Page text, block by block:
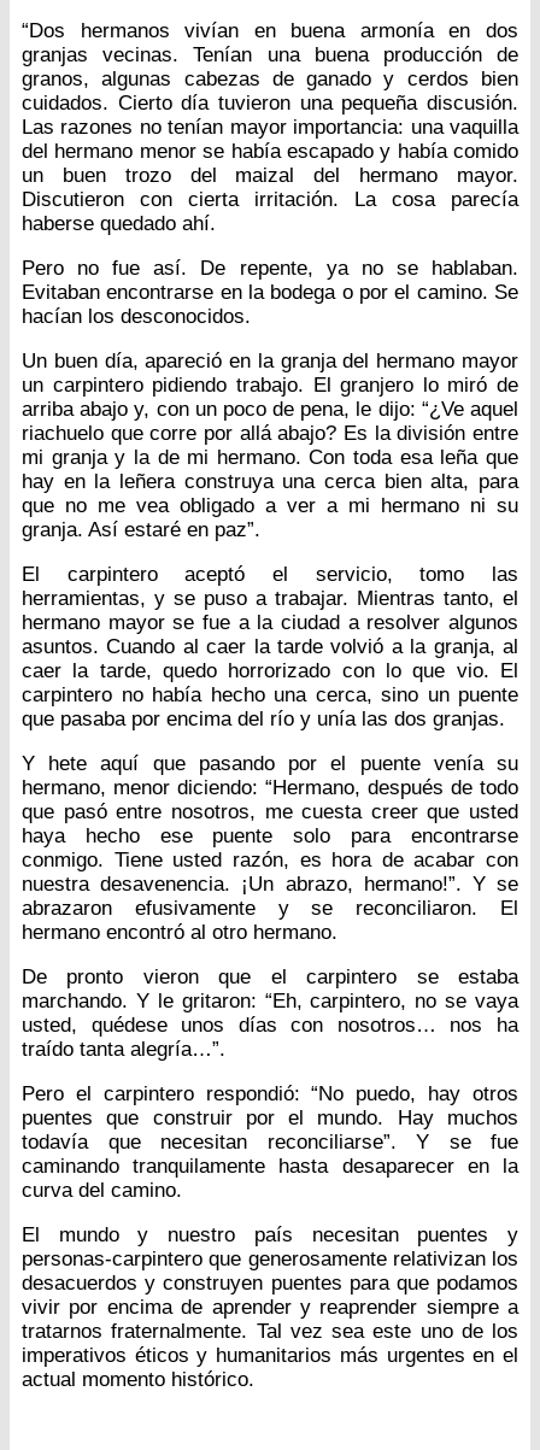
“Dos hermanos vivían en buena armonía en dos
granjas vecinas. Tenían una buena producción de
granos, algunas cabezas de ganado y cerdos bien
cuidados. Cierto día tuvieron una pequeña discusión.
Las razones no tenían mayor importancia: una vaquilla
del hermano menor se había escapado y había comido
un buen trozo del maizal del hermano mayor.
Discutieron con cierta irritación. La cosa parecía
haberse quedado ahí.
Pero no fue así. De repente, ya no se hablaban.
Evitaban encontrarse en la bodega o por el camino. Se
hacían los desconocidos.
Un buen día, apareció en la granja del hermano mayor
un carpintero pidiendo trabajo. El granjero lo miró de
arriba abajo y, con un poco de pena, le dijo: “¿Ve aquel
riachuelo que corre por allá abajo? Es la división entre
mi granja y la de mi hermano. Con toda esa leña que
hay en la leñera construya una cerca bien alta, para
que no me vea obligado a ver a mi hermano ni su
granja. Así estaré en paz”.
El carpintero aceptó el servicio, tomo las
herramientas, y se puso a trabajar. Mientras tanto, el
hermano mayor se fue a la ciudad a resolver algunos
asuntos. Cuando al caer la tarde volvió a la granja, al
caer la tarde, quedo horrorizado con lo que vio. El
carpintero no había hecho una cerca, sino un puente
que pasaba por encima del río y unía las dos granjas.
Y hete aquí que pasando por el puente venía su
hermano, menor diciendo: “Hermano, después de todo
que pasó entre nosotros, me cuesta creer que usted
haya hecho ese puente solo para encontrarse
conmigo. Tiene usted razón, es hora de acabar con
nuestra desavenencia. ¡Un abrazo, hermano!”. Y se
abrazaron efusivamente y se reconciliaron. El
hermano encontró al otro hermano.
De pronto vieron que el carpintero se estaba
marchando. Y le gritaron: “Eh, carpintero, no se vaya
usted, quédese unos días con nosotros… nos ha
traído tanta alegría…”.
Pero el carpintero respondió: “No puedo, hay otros
puentes que construir por el mundo. Hay muchos
todavía que necesitan reconciliarse”. Y se fue
caminando tranquilamente hasta desaparecer en la
curva del camino.
El mundo y nuestro país necesitan puentes y
personas-carpintero que generosamente relativizan los
desacuerdos y construyen puentes para que podamos
vivir por encima de aprender y reaprender siempre a
tratarnos fraternalmente. Tal vez sea este uno de los
imperativos éticos y humanitarios más urgentes en el
actual momento histórico.